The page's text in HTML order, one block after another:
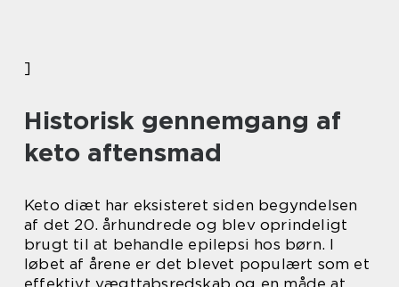
]
Historisk gennemgang af
keto aftensmad
Keto diæt har eksisteret siden begyndelsen
af det 20. århundrede og blev oprindeligt
brugt til at behandle epilepsi hos børn. I
løbet af årene er det blevet populært som et